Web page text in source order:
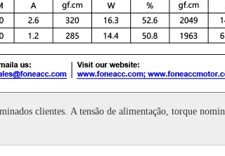
clientes. A tensão de alimentação, torque